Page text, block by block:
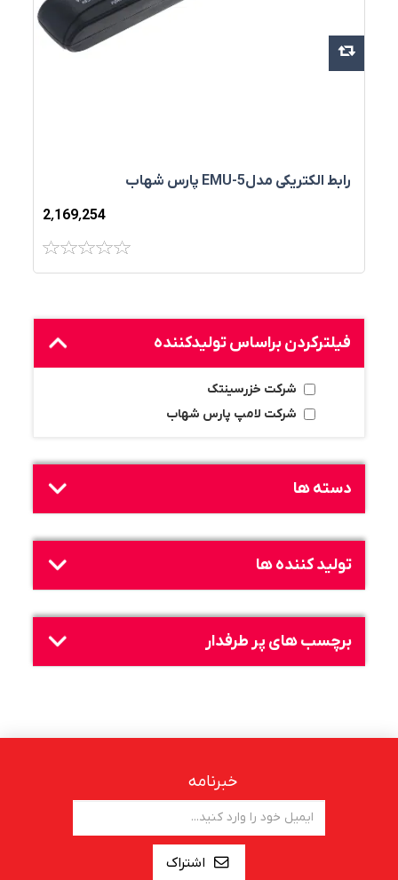
رابط الکتریکی مدلEMU-5 پارس شهاب
2٬169٬254
فیلترکردن براساس تولید‌کننده
شرکت خزرسینتک
شرکت لامپ پارس شهاب
دسته ها
تولید کننده ها
برچسب های پر طرفدار
خبرنامه
اشتراک